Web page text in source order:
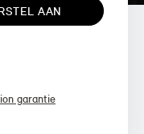
AAN
garantie